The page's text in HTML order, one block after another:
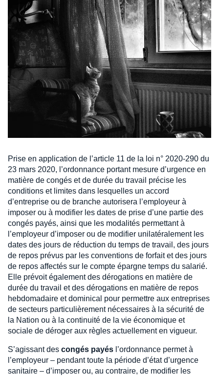
Prise en application de l’article 11 de la loi n° 2020-290 du
23 mars 2020, l’ordonnance portant mesure d’urgence en
matière de congés et de durée du travail précise les
conditions et limites dans lesquelles un accord
d’entreprise ou de branche autorisera l’employeur à
imposer ou à modifier les dates de prise d’une partie des
congés payés, ainsi que les modalités permettant à
l’employeur d’imposer ou de modifier unilatéralement les
dates des jours de réduction du temps de travail, des jours
de repos prévus par les conventions de forfait et des jours
de repos affectés sur le compte épargne temps du salarié.
Elle prévoit également des dérogations en matière de
durée du travail et des dérogations en matière de repos
hebdomadaire et dominical pour permettre aux entreprises
de secteurs particulièrement nécessaires à la sécurité de
la Nation ou à la continuité de la vie économique et
sociale de déroger aux règles actuellement en vigueur.
S’agissant des congés payés l’ordonnance permet à
l’employeur – pendant toute la période d’état d’urgence
sanitaire – d’imposer ou, au contraire, de modifier les